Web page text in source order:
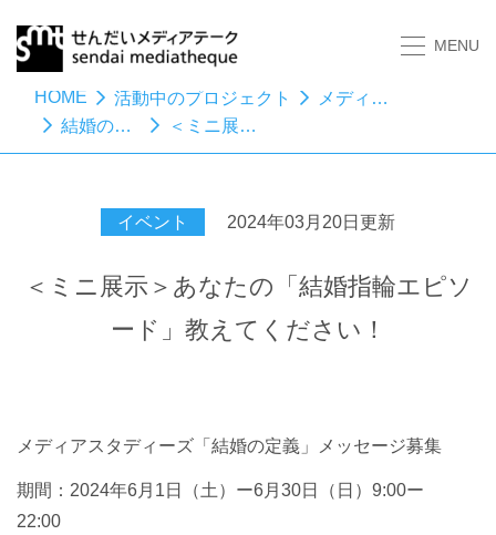
MENU
HOME 活動中のプロジェクト
メディアスタディーズ
結婚の定義
＜ミニ展示＞あなたの「結婚指輪エピソード」教えてください！
イベント 2024年03月20日更新
＜ミニ展示＞あなたの「結婚指輪エピソ
ード」教えてください！
メディアスタディーズ「結婚の定義」メッセージ募集
期間： 2024年6月 1 日（土）ー6月 30日（日） 9:00ー
22:00